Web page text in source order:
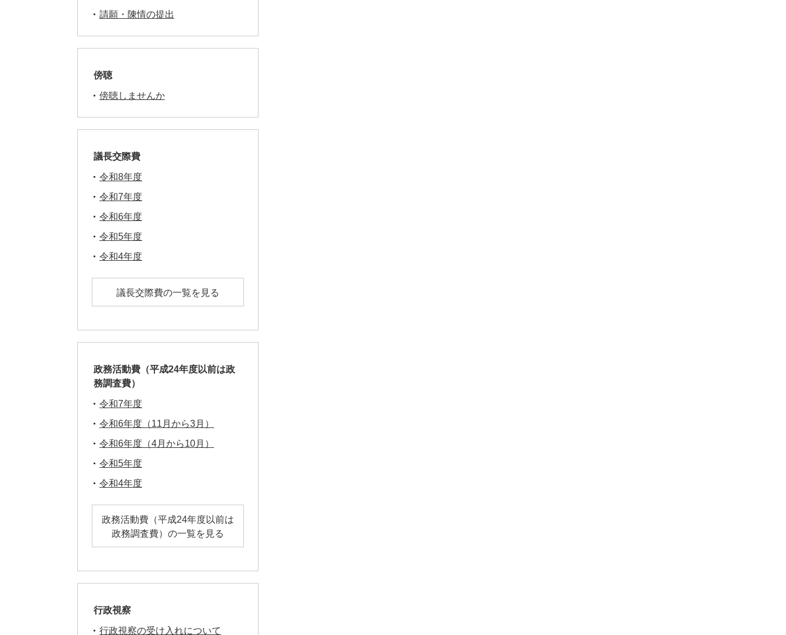
請願・陳情の提出
傍聴
傍聴しませんか
議長交際費
令和8年度
令和7年度
令和6年度
令和5年度
令和4年度
議長交際費の一覧を見る
政務活動費（平成24年度以前は政
務調査費）
令和7年度
令和6年度（11月から3月）
令和6年度（4月から10月）
令和5年度
令和4年度
政務活動費（平成24年度以前は
政務調査費）の一覧を見る
行政視察
行政視察の受け入れについて